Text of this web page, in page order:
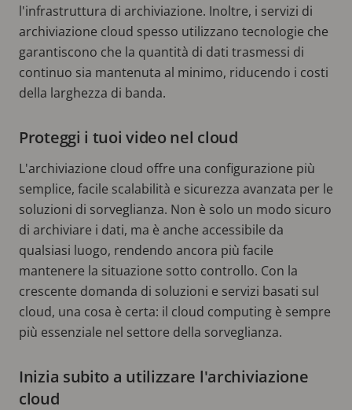
l'infrastruttura di archiviazione. Inoltre, i servizi di
archiviazione cloud spesso utilizzano tecnologie che
garantiscono che la quantità di dati trasmessi di
continuo sia mantenuta al minimo, riducendo i costi
della larghezza di banda.
Proteggi i tuoi video nel cloud
L'archiviazione cloud offre una configurazione più
semplice, facile scalabilità e sicurezza avanzata per le
soluzioni di sorveglianza. Non è solo un modo sicuro
di archiviare i dati, ma è anche accessibile da
qualsiasi luogo, rendendo ancora più facile
mantenere la situazione sotto controllo. Con la
crescente domanda di soluzioni e servizi basati sul
cloud, una cosa è certa: il cloud computing è sempre
più essenziale nel settore della sorveglianza.
Inizia subito a utilizzare l'archiviazione
cloud